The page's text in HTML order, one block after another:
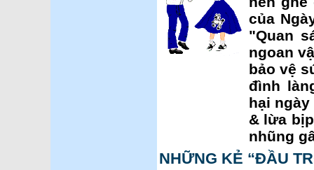
của
"Quan
ngoan
bảo vệ
đình
hại
& lừa
nhũng
NHỮNG KẺ “ĐẦU